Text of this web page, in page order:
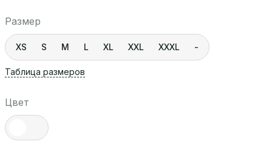
Размер
XS S M L XL XXL XXXL -
Таблица размеров
Цвет